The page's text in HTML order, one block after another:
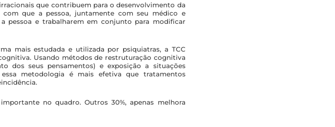
que contribuem para o desenvolvimento da
que a pessoa, juntamente com seu médico e
pessoa e trabalharem em conjunto para modificar
mais estudada e utilizada por psiquiatras, a TCC
Usando métodos de restruturação cognitiva
dos seus pensamentos) e exposição a situações
metodologia é mais efetiva que tratamentos
no quadro. Outros 30%, apenas melhora